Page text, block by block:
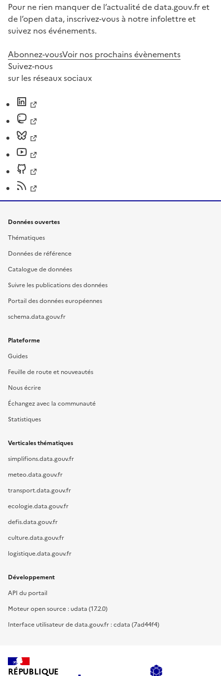
Pour ne rien manquer de l’actualité de data.gouv.fr et
de l’open data, inscrivez-vous à notre infolettre et
suivez nos événements.
Abonnez-vousVoir nos prochains évènements
Suivez-nous
sur les réseaux sociaux
Données ouvertes
Thématiques
Données de référence
Catalogue de données
Suivre les publications des données
Portail des données européennes
schema.data.gouv.fr
Plateforme
Guides
Feuille de route et nouveautés
Nous écrire
Échangez avec la communauté
Statistiques
Verticales thématiques
simplifions.data.gouv.fr
meteo.data.gouv.fr
transport.data.gouv.fr
ecologie.data.gouv.fr
defis.data.gouv.fr
culture.data.gouv.fr
logistique.data.gouv.fr
Développement
API du portail
Moteur open source : udata (17.2.0)
Interface utilisateur de data.gouv.fr : cdata (7ad44f4)
RÉPUBLIQUE